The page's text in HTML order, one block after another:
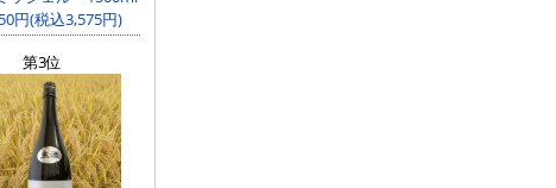
円(税込3,575円)
第3位